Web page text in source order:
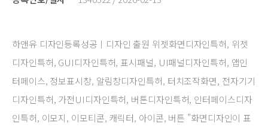
하앤유 디자인등록성공ㅣ디자인 출원 위젯화면디자인특허, 위젯
디자인특허, GUI디자인특허, 표시패널, UI패널디자인특허, 앱인
터페이스, 정보표시창, 알림창디자인특허, 터치조작화면, 전자기기
디자인특허, 가전UI디자인특허, 버튼디자인특허, 인터페이스디자
인특허, 이모지, 이모티콘, 캐릭터, 아이콘, 버튼 ”화면디자인이 표